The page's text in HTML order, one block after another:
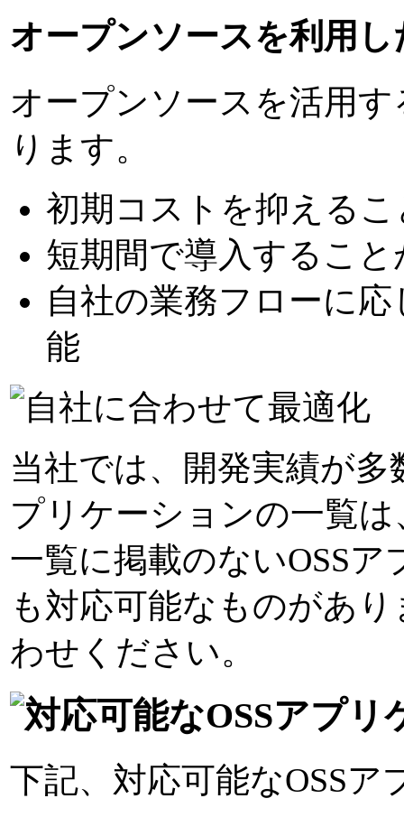
オープンソースを利用
オープンソースを活用
ります。
初期コストを抑える
短期間で導入するこ
自社の業務フローに
能
当社では、開発実績が多
プリケーションの一覧
一覧に掲載のないOSS
も対応可能なものがあ
わせください。
下記、対応可能なOSS